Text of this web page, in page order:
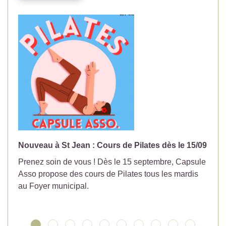
Nouveau à St Jean : Cours de Pilates dès le 15/09
Prenez soin de vous ! Dès le 15 septembre, Capsule
Asso propose des cours de Pilates tous les mardis
au Foyer municipal.